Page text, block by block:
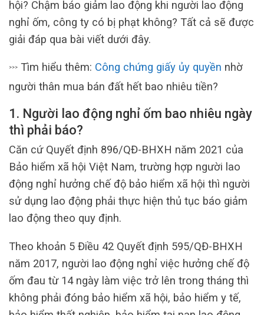
hội? Chậm báo giảm lao động khi người lao động
nghỉ ốm, công ty có bị phạt không? Tất cả sẽ được
giải đáp qua bài viết dưới đây.
>>> Tìm hiểu thêm: Công chứng giấy ủy quyền nhờ
người thân mua bán đất hết bao nhiêu tiền?
1. Người lao động nghỉ ốm bao nhiêu ngày
thì phải báo?
Căn cứ Quyết định 896/QĐ-BHXH năm 2021 của
Bảo hiểm xã hội Việt Nam, trường hợp người lao
động nghỉ hưởng chế độ bảo hiểm xã hội thì người
sử dụng lao động phải thực hiện thủ tục báo giảm
lao động theo quy định.
Theo khoản 5 Điều 42 Quyết định 595/QĐ-BHXH
năm 2017, người lao động nghỉ việc hưởng chế độ
ốm đau từ 14 ngày làm việc trở lên trong tháng thì
không phải đóng bảo hiểm xã hội, bảo hiểm y tế,